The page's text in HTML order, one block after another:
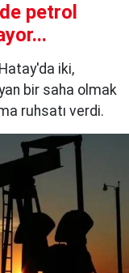
petrol
iki,
bir saha olmak
ruhsatı verdi.